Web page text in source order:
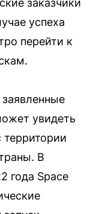
заказчики
успеха
перейти к
увидеть
территории
В
года Space